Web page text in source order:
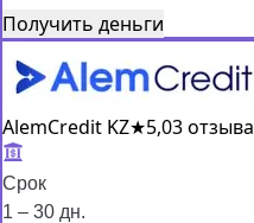
Получить деньги
AlemCredit KZ★5,03 отзыва
Срок
1 – 30 дн.